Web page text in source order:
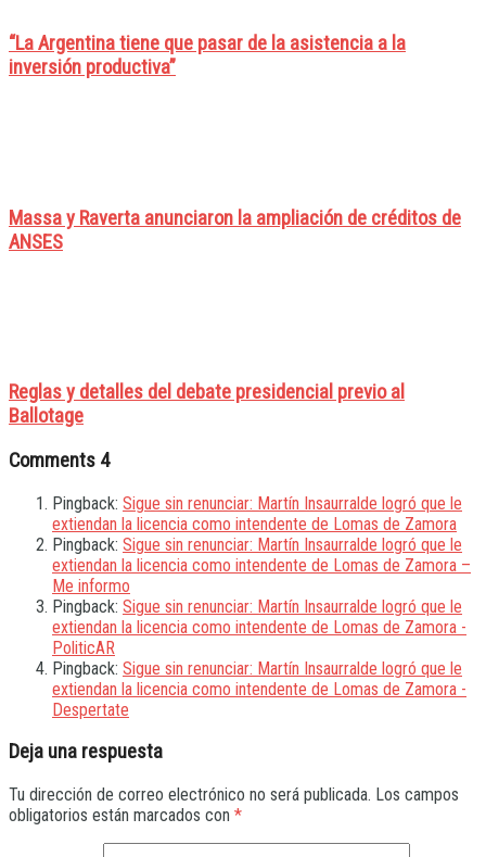
“La Argentina tiene que pasar de la asistencia a la
inversión productiva”
Massa y Raverta anunciaron la ampliación de créditos de
ANSES
Reglas y detalles del debate presidencial previo al
Ballotage
Comments 4
Pingback: Sigue sin renunciar: Martín Insaurralde logró que le
extiendan la licencia como intendente de Lomas de Zamora
Pingback: Sigue sin renunciar: Martín Insaurralde logró que le
extiendan la licencia como intendente de Lomas de Zamora –
Me informo
Pingback: Sigue sin renunciar: Martín Insaurralde logró que le
extiendan la licencia como intendente de Lomas de Zamora -
PoliticAR
Pingback: Sigue sin renunciar: Martín Insaurralde logró que le
extiendan la licencia como intendente de Lomas de Zamora -
Despertate
Deja una respuesta
Tu dirección de correo electrónico no será publicada. Los campos
obligatorios están marcados con *